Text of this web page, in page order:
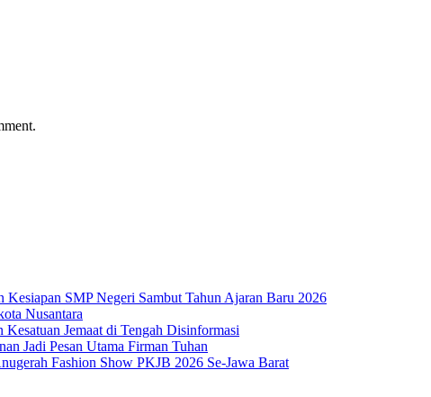
SMP Negeri Sambut Tahun Ajaran Baru 2026
Nusantara
Jemaat di Tengah Disinformasi
Jadi Pesan Utama Firman Tuhan
Fashion Show PKJB 2026 Se-Jawa Barat